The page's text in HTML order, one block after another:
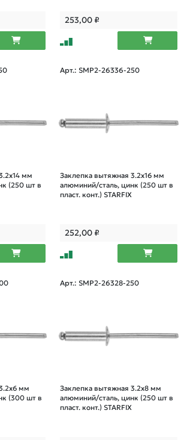
253,00₽
мм
(250 шт в
Арт.: SMP2-26336-250
Заклепка вытяжная 3.2х16 мм
алюминий/сталь, цинк (250 шт в
пласт. конт.) STARFIX
252,00₽
мм
(300 шт в
Арт.: SMP2-26328-250
Заклепка вытяжная 3.2х8 мм
алюминий/сталь, цинк (250 шт в
пласт. конт.) STARFIX